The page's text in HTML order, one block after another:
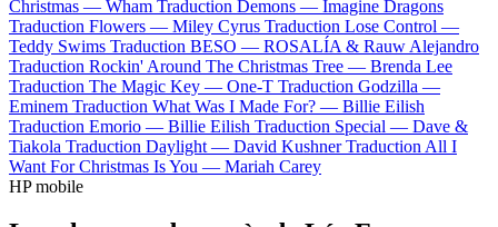
Christmas — Wham Traduction Demons — Imagine Dragons
Traduction Flowers — Miley Cyrus Traduction Lose Control —
Teddy Swims Traduction BESO — ROSALÍA & Rauw Alejandro
Traduction Rockin' Around The Christmas Tree — Brenda Lee
Traduction The Magic Key — One-T Traduction Godzilla —
Eminem Traduction What Was I Made For? — Billie Eilish
Traduction Emorio — Billie Eilish Traduction Special — Dave &
Tiakola Traduction Daylight — David Kushner Traduction All I
Want For Christmas Is You — Mariah Carey
HP mobile